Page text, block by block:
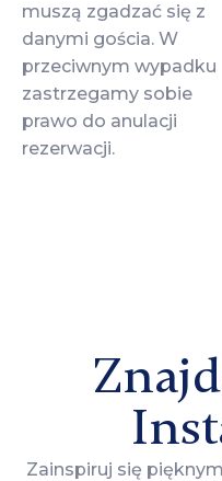
muszą zgadzać się z
danymi gościa. W
przeciwnym wypadku
zastrzegamy sobie
prawo do anulacji
rezerwacji.
Zainspiruj się